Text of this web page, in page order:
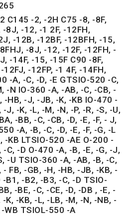
C145 -2, -2H C75 -8, -8F,
-8J, -12, -1 2F, -12FH,
-12B, -12BF, -12BFH, -15,
-8J, -12, -12F, -12FH, -
-14F, -15, -15F C90 -8F,
12FJ, -12FP, -1 4F, -14FH,
-A, -C, -D, -E GTSIO-520 -C,
-N IO-360 -A, -AB, -C, -CB, -
-HB, -J, -JB, -K, -KB IO-470 -
-J, -K, -L, -M, -N, -P, -R, -S, -U,
-BB, -C, -CB, -D, -E, -F, - J,
-A, -B, -C, -D, -E, -F, -G, -L
-KB LTSIO-520 -AE O-200 -
C, -D O-470 -A, -B, -E, -G, -J,
-U TSIO-360 -A, -AB, -B, -C,
- FB, -GB, -H, -HB, -JB, -KB, -
B1, -B2, -B3, -C, -D TSIO-
-BE, -C, -CE, -D, -DB , -E, -
K, -KB, -L, -LB, -M, -N, -NB, -
-WB TSIOL-550 -A